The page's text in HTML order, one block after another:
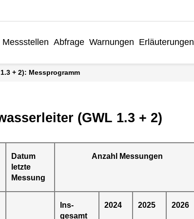
Messstellen Abfrage Warnungen Erläuterungen
+ 2): Messprogramm
(GWL 1.3 + 2)
Datum
letzte
Messung
Anzahl Messungen
Ins-
gesamt
2024 2025 2026